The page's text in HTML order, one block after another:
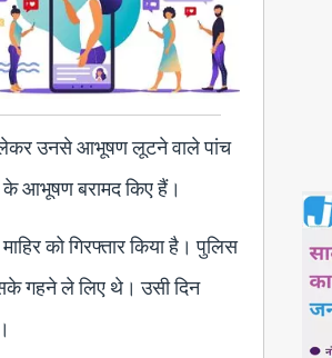
लेकर उनसे आभूषण लूटने वाले पांच
के आभूषण बरामद किए हैं।
को गिरफ्तार किया है। पुलिस
गहने ले लिए थे। उसी दिन